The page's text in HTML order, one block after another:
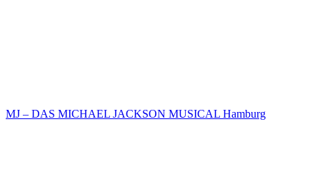
MJ – DAS MICHAEL JACKSON MUSICAL Hamburg